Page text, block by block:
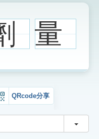
示
示
圖
量
QRcode分享
切換